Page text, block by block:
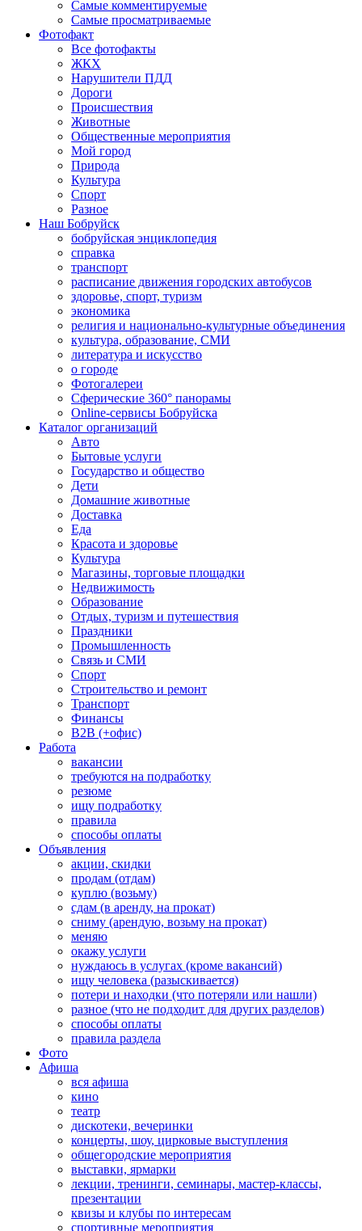
Самые комментируемые
Самые просматриваемые
Фотофакт
Все фотофакты
ЖКХ
Нарушители ПДД
Дороги
Происшествия
Животные
Общественные мероприятия
Мой город
Природа
Культура
Спорт
Разное
Наш Бобруйск
бобруйская энциклопедия
справка
транспорт
расписание движения городских автобусов
здоровье, спорт, туризм
экономика
религия и национально-культурные объединения
культура, образование, СМИ
литература и искусство
о городе
Фотогалереи
Сферические 360° панорамы
Online-сервисы Бобруйска
Каталог организаций
Авто
Бытовые услуги
Государство и общество
Дети
Домашние животные
Доставка
Еда
Красота и здоровье
Культура
Магазины, торговые площадки
Недвижимость
Образование
Отдых, туризм и путешествия
Праздники
Промышленность
Связь и СМИ
Спорт
Строительство и ремонт
Транспорт
Финансы
B2B (+офис)
Работа
вакансии
требуются на подработку
резюме
ищу подработку
правила
способы оплаты
Объявления
акции, скидки
продам (отдам)
куплю (возьму)
сдам (в аренду, на прокат)
сниму (арендую, возьму на прокат)
меняю
окажу услуги
нуждаюсь в услугах (кроме вакансий)
ищу человека (разыскивается)
потери и находки (что потеряли или нашли)
разное (что не подходит для других разделов)
способы оплаты
правила раздела
Фото
Афиша
вся афиша
кино
театр
дискотеки, вечеринки
концерты, шоу, цирковые выступления
общегородские мероприятия
выставки, ярмарки
лекции, тренинги, семинары, мастер-классы,
презентации
квизы и клубы по интересам
спортивные мероприятия